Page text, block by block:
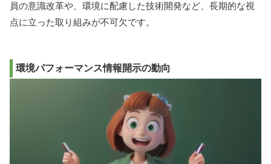
員の意識改革や、環境に配慮した技術開発など、長期的な視
点に立った取り組みが不可欠です。
環境パフォーマンス情報開示の動向